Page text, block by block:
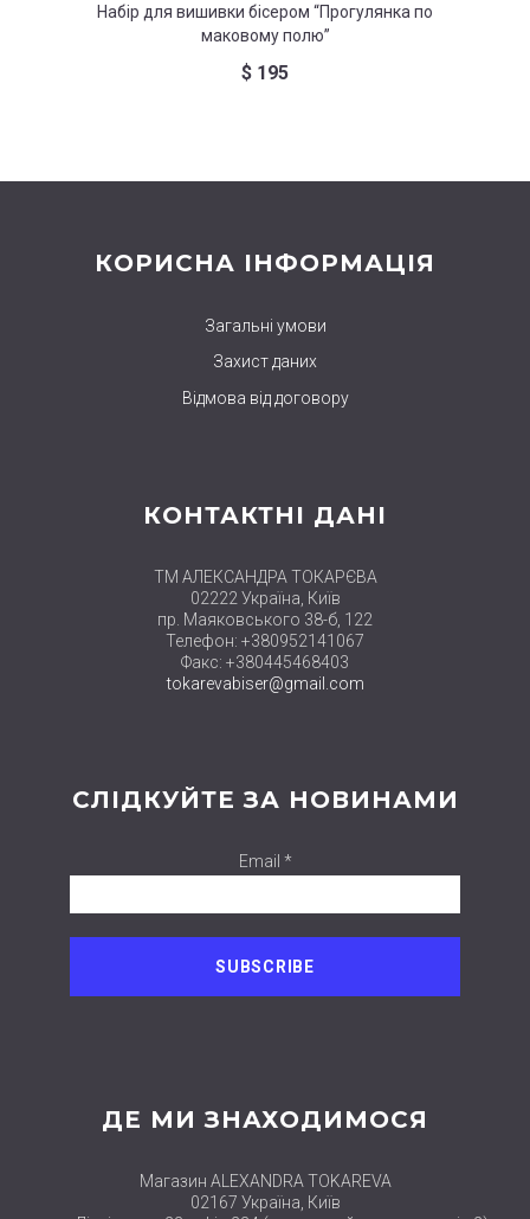
Набір для вишивки бісером “Прогулянка по
маковому полю”
$ 195
КОРИСНА ІНФОРМАЦІЯ
Загальні умови
Захист даних
Відмова від договору
КОНТАКТНІ ДАНІ
ТМ АЛЕКСАНДРА ТОКАРЄВА
02222 Україна, Київ
пр. Маяковського 38-б, 122
Телефон: +380952141067
Факс: +380445468403
tokarevabiser@gmail.com
СЛІДКУЙТЕ ЗА НОВИНАМИ
Email *
ДЕ МИ ЗНАХОДИМОСЯ
Магазин ALEXANDRA TOKAREVA
02167 Україна, Київ